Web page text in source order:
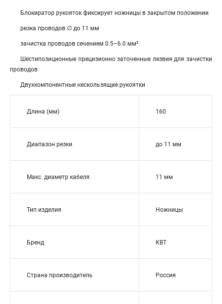
Блокиратор рукояток фиксирует ножницы в закрытом положении
резка проводов ∅ до 11 мм
зачистка проводов сечением 0.5–6.0 мм²
Шестипозиционные прецизионно заточенные лезвия для зачистки
проводов
Двухкомпонентные нескользящие рукоятки
Длина (мм) 160
Диапазон резки до 11 мм
Макс. диаметр кабеля 11 мм
Тип изделия Ножницы
Бренд КВТ
Страна производитель Россия